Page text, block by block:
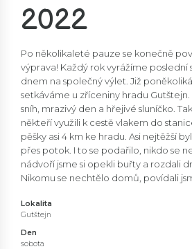
2022
Po několikaleté pauze se konečně
výprava! Každý rok vyrážíme
dnem na společný výlet. Již
setkáváme u zříceniny hradu
sníh, mrazivý den a hřejivé sluníčko.
někteří využili k cestě vlakem do
pěšky asi 4 km ke hradu. Asi nejtěžší
přes potok. I to se podařilo, nikdo se
nádvoří jsme si opekli buřty a rozdali
Nikomu se nechtělo domů, povídali
Lokalita
Gutštejn
Den
sobota